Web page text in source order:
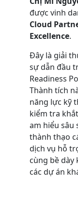
được vinh
Cloud
Excellence.
Đây là giải
sự dẫn đầu
Readiness
Thành tích
năng lực kỹ
kiểm tra
am hiểu sâu
thành thạo
dịch vụ hỗ
cùng bề
các dự án